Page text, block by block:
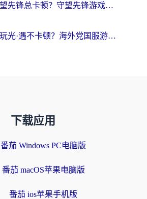
海外玩守望先锋总卡顿？守望先锋游戏加速器在哪里买&避坑指南（附欧洲非洲游戏实测）
台湾怎么玩光·遇不卡顿？海外党国服游戏加速终极攻略（附实测体验）
下载应用
番茄 Windows PC电脑版
番茄 macOS苹果电脑版
番茄 ios苹果手机版